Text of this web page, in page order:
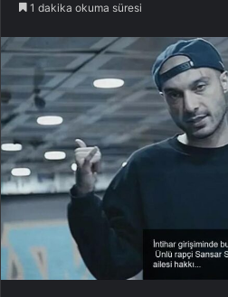
1 dakika okuma süresi